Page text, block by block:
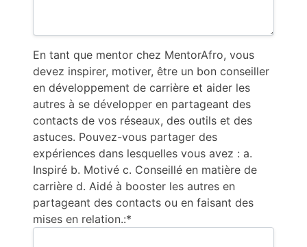
En tant que mentor chez MentorAfro, vous
devez inspirer, motiver, être un bon conseiller
en développement de carrière et aider les
autres à se développer en partageant des
contacts de vos réseaux, des outils et des
astuces. Pouvez-vous partager des
expériences dans lesquelles vous avez : a.
Inspiré b. Motivé c. Conseillé en matière de
carrière d. Aidé à booster les autres en
partageant des contacts ou en faisant des
mises en relation.:*